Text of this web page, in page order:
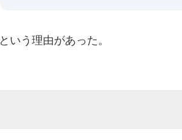
という理由があった。